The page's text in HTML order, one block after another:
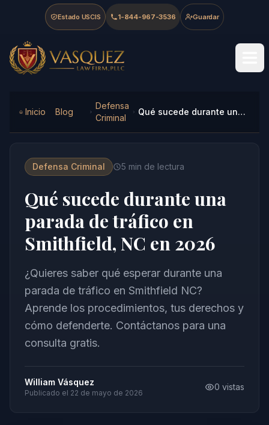
Skip to main content
Skip to navigation
Skip to footer
Estado USCIS 1-844-967-3536 Guardar
Vasquez Law Firm - Home
Inicio Blog
Defensa
Criminal
Qué sucede durante una parada de tráfico en Smithfield, NC en 2026
Defensa Criminal 5 min de lectura
Qué sucede durante una
parada de tráfico en
Smithfield, NC en 2026
¿Quieres saber qué esperar durante una
parada de tráfico en Smithfield NC?
Aprende los procedimientos, tus derechos y
cómo defenderte. Contáctanos para una
consulta gratis.
William Vásquez
Publicado el 22 de mayo de 2026
0 vistas